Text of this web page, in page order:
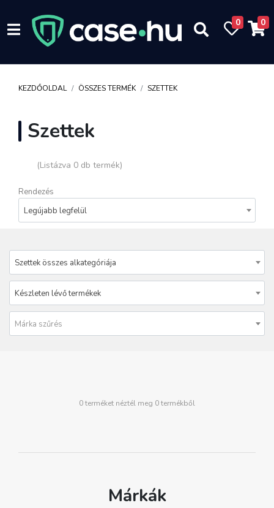
0 0
KEZDŐOLDAL ÖSSZES TERMÉK SZETTEK
Szettek
(Listázva 0 db termék)
Rendezés
Legújabb legfelül
Szettek összes alkategóriája
Készleten lévő termékek
Márka szűrés
0 terméket néztél meg 0 termékből
Márkák